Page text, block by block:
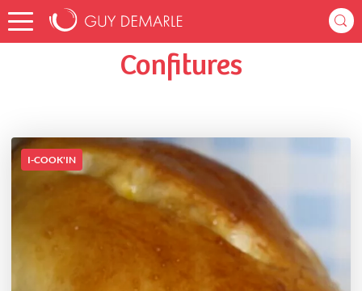
Accueil nathvano Listes de favoris
Confitures
I-COOK'IN